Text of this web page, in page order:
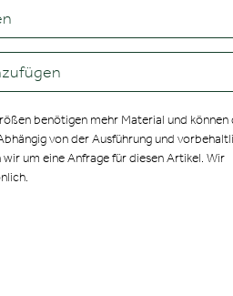
benötigen mehr Material und können
von der Ausführung und
um eine Anfrage für diesen Artikel. Wir